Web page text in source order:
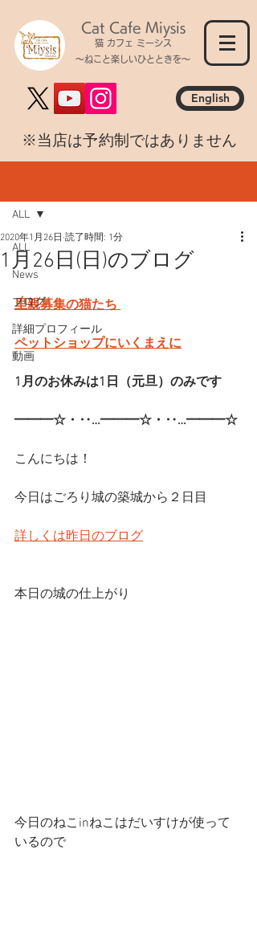
Cat Cafe Miysis
猫 カフェ ミーシス
～ねこと楽しいひとときを～
English
​※当店は予約制ではありません
ALL
News
ブログ
詳細プロフィール
動画
ALL
1月26日(日)のブログ
2020年1月26日 読了時間: 1分
里親募集の猫たち
ペットショップにいくまえに
1月のお休みは1日（元旦）のみです
━━━☆・‥…━━━☆・‥…━━━☆
こんにちは！
今日はごろり城の築城から２日目
詳しくは昨日のブログ
本日の城の仕上がり
今日のねこinねこはだいすけが使って
いるので